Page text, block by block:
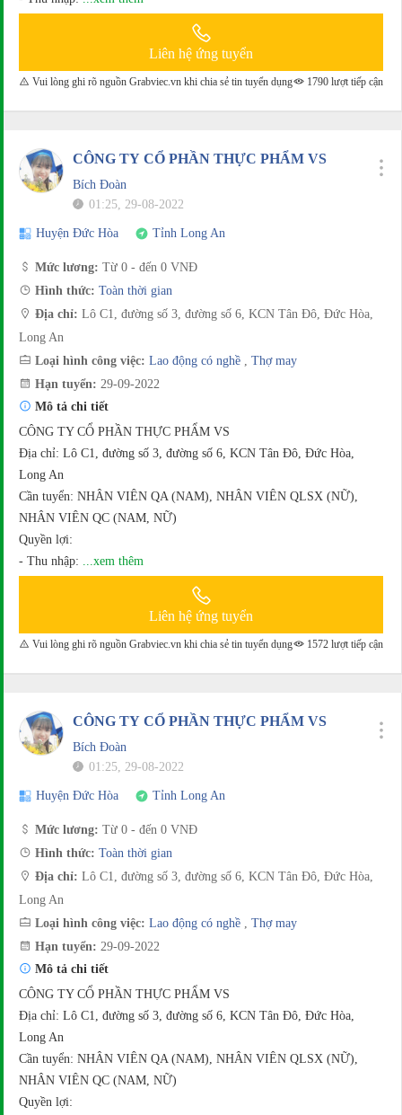
Liên hệ ứng tuyển
Vui lòng ghi rõ nguồn Grabviec.vn khi chia sẻ tin tuyển dụng 1790 lượt tiếp cận
CÔNG TY CỔ PHẦN THỰC PHẨM VS
Bích Đoàn
01:25, 29-08-2022
Huyện Đức Hòa Tỉnh Long An
Mức lương: Từ 0 - đến 0 VNĐ
Hình thức: Toàn thời gian
Địa chỉ: Lô C1, đường số 3, đường số 6, KCN Tân Đô, Đức Hòa,
Long An
Loại hình công việc: Lao động có nghề
Thợ may
Hạn tuyển: 29-09-2022
Mô tả chi tiết
CÔNG TY CỔ PHẦN THỰC PHẨM VS
Địa chỉ: Lô C1, đường số 3, đường số 6, KCN Tân Đô, Đức Hòa,
Long An
Cần tuyển: NHÂN VIÊN QA (NAM), NHÂN VIÊN QLSX (NỮ),
NHÂN VIÊN QC (NAM, NỮ)
Quyền lợi:
- Thu nhập:
...xem thêm
Liên hệ ứng tuyển
Vui lòng ghi rõ nguồn Grabviec.vn khi chia sẻ tin tuyển dụng 1572 lượt tiếp cận
CÔNG TY CỔ PHẦN THỰC PHẨM VS
Bích Đoàn
01:25, 29-08-2022
Huyện Đức Hòa Tỉnh Long An
Mức lương: Từ 0 - đến 0 VNĐ
Hình thức: Toàn thời gian
Địa chỉ: Lô C1, đường số 3, đường số 6, KCN Tân Đô, Đức Hòa,
Long An
Loại hình công việc: Lao động có nghề
Thợ may
Hạn tuyển: 29-09-2022
Mô tả chi tiết
CÔNG TY CỔ PHẦN THỰC PHẨM VS
Địa chỉ: Lô C1, đường số 3, đường số 6, KCN Tân Đô, Đức Hòa,
Long An
Cần tuyển: NHÂN VIÊN QA (NAM), NHÂN VIÊN QLSX (NỮ),
NHÂN VIÊN QC (NAM, NỮ)
Quyền lợi: